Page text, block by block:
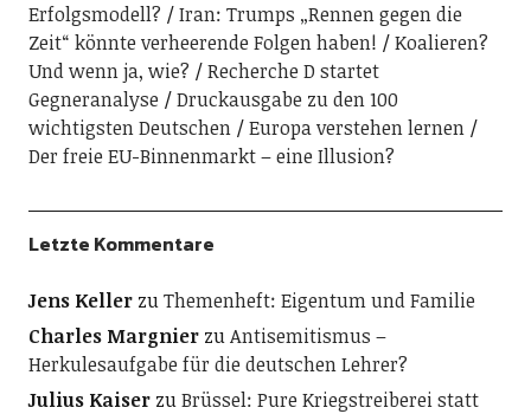
Erfolgsmodell?
Iran: Trumps „Rennen gegen die
Zeit“ könnte verheerende Folgen haben!
Koalieren?
Und wenn ja, wie?
Recherche D startet
Gegneranalyse
Druckausgabe zu den 100
wichtigsten Deutschen
Europa verstehen lernen
Der freie EU-Binnenmarkt – eine Illusion?
Letzte Kommentare
Jens KellerzuThemenheft: Eigentum und Familie
Charles MargnierzuAntisemitismus –
Herkulesaufgabe für die deutschen Lehrer?
Julius KaiserzuBrüssel: Pure Kriegstreiberei statt